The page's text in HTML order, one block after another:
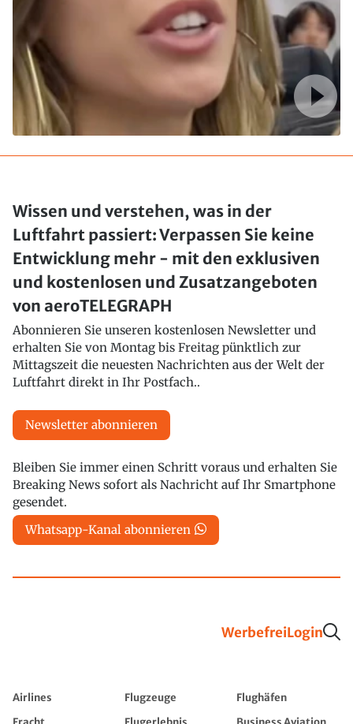
Wissen und verstehen, was in der
Luftfahrt passiert: Verpassen Sie keine
Entwicklung mehr - mit den exklusiven
und kostenlosen und Zusatzangeboten
von aeroTELEGRAPH
Abonnieren Sie unseren kostenlosen Newsletter und
erhalten Sie von Montag bis Freitag pünktlich zur
Mittagszeit die neuesten Nachrichten aus der Welt der
Luftfahrt direkt in Ihr Postfach..
Newsletter abonnieren
Bleiben Sie immer einen Schritt voraus und erhalten Sie
Breaking News sofort als Nachricht auf Ihr Smartphone
gesendet.
Whatsapp-Kanal abonnieren
WerbefreiLogin
Airlines Flugzeuge
Flughäfen